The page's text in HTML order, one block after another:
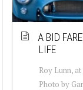
A BID
LIFE
Roy Lunn,
Photo by